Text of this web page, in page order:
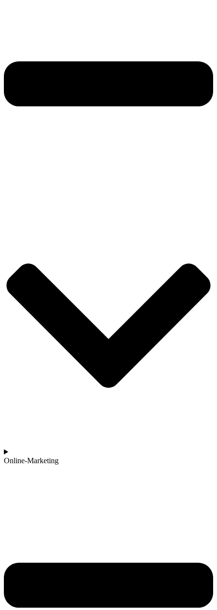
Online-Marketing